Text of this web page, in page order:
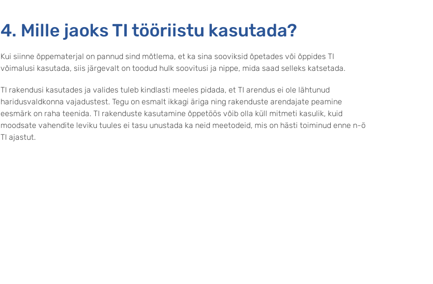
4. Mille jaoks TI tööriistu kasutada?
Kui siinne õppematerjal on pannud sind mõtlema, et ka sina sooviksid õpetades või õppides TI
võimalusi kasutada, siis järgevalt on toodud hulk soovitusi ja nippe, mida saad selleks katsetada.
TI rakendusi kasutades ja valides tuleb kindlasti meeles pidada, et TI arendus ei ole lähtunud
haridusvaldkonna vajadustest. Tegu on esmalt ikkagi äriga ning rakenduste arendajate peamine
eesmärk on raha teenida. TI rakenduste kasutamine õppetöös võib olla küll mitmeti kasulik, kuid
moodsate vahendite leviku tuules ei tasu unustada ka neid meetodeid, mis on hästi toiminud enne n-ö
TI ajastut.